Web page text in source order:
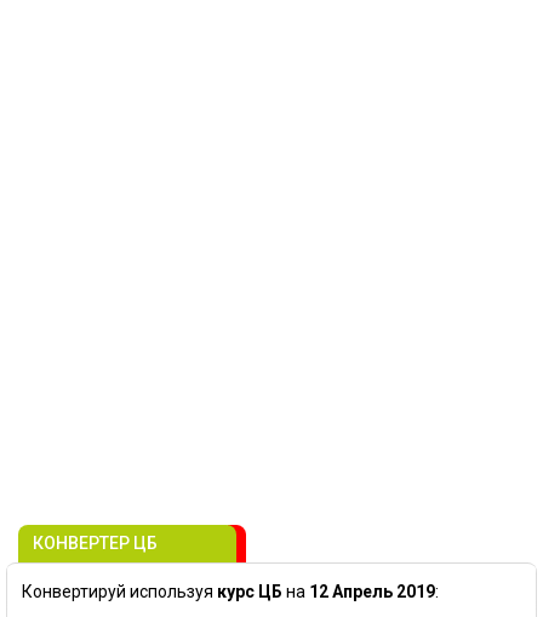
КОНВЕРТЕР ЦБ
Конвертируй используя курс ЦБ на 12 Апрель 2019: